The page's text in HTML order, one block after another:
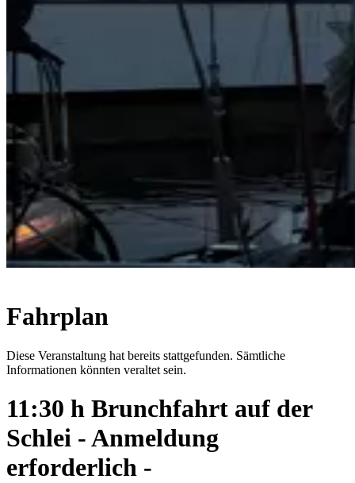
Fahrplan
Diese Veranstaltung hat bereits stattgefunden. Sämtliche
Informationen könnten veraltet sein.
11:30 h Brunchfahrt auf der
Schlei - Anmeldung
erforderlich -